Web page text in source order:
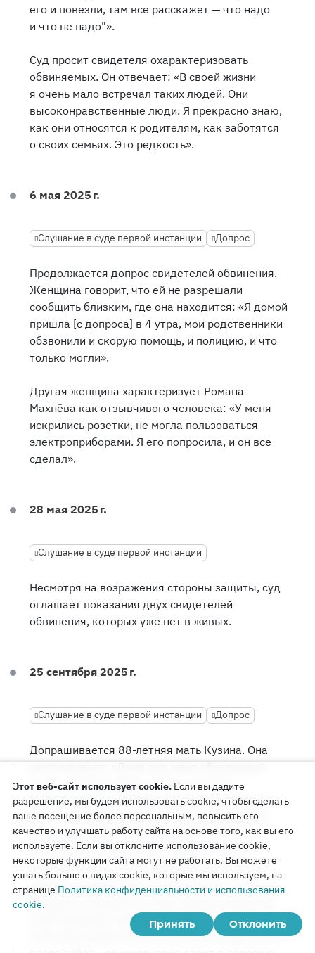
его и повезли, там все расскажет — что надо
и что не надо"».
Суд просит свидетеля охарактеризовать
обвиняемых. Он отвечает: «В своей жизни
я очень мало встречал таких людей. Они
высоконравственные люди. Я прекрасно знаю,
как они относятся к родителям, как заботятся
о своих семьях. Это редкость».
6 мая 2025 г.
Слушание в суде первой инстанции Допрос
Продолжается допрос свидетелей обвинения.
Женщина говорит, что ей не разрешали
сообщить близким, где она находится: «Я домой
пришла [с допроса] в 4 утра, мои родственники
обзвонили и скорую помощь, и полицию, и что
только могли».
Другая женщина характеризует Романа
Махнёва как отзывчивого человека: «У меня
искрились розетки, не могла пользоваться
электроприборами. Я его попросила, и он все
сделал».
28 мая 2025 г.
Слушание в суде первой инстанции
Несмотря на возражения стороны защиты, суд
оглашает показания двух свидетелей
обвинения, которых уже нет в живых.
25 сентября 2025 г.
Слушание в суде первой инстанции Допрос
Допрашивается 88-летняя мать Кузина. Она
рассказывает: «Дима для меня образцовый
сын, о котором можно только мечтать, —
внимательный, готовый сделать для меня все.
После тяжелой операции я стала инвалидом
II группы, у меня множество хронических
заболеваний, проблема с памятью очень
большая. Все это только усугубилось после
дважды перенесенного ковида. По состоянию
здоровья нуждаюсь в уходе, Дима ежедневно
меня навещает, делает все по дому, ходит
в магазин, водит меня по врачам. И круглый год
Этот веб-сайт использует cookie. Если вы дадите
разрешение, мы будем использовать cookie, чтобы сделать
ваше посещение более персональным, повысить его
качество и улучшать работу сайта на основе того, как вы его
используете. Если вы отклоните использование cookie,
некоторые функции сайта могут не работать. Вы можете
узнать больше о видах cookie, которые мы используем, на
странице Политика конфиденциальности и использования
cookie.
Принять
Отклонить